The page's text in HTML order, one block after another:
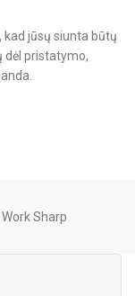
jūsų siunta būtų
dėl pristatymo,
Work Sharp